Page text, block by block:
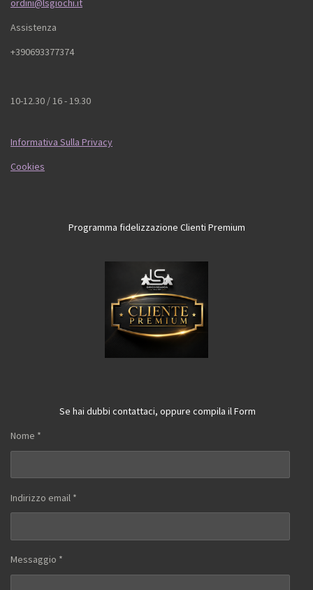
ordini@lsgiochi.it
Assistenza
+390693377374
10-12.30 / 16 - 19.30
Informativa Sulla Privacy
Cookies
Programma fidelizzazione Clienti Premium
Se hai dubbi contattaci, oppure compila il Form
Nome *
Indirizzo email *
Messaggio *